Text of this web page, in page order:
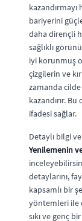
bariyerini
daha dirençli
sağlıklı
iyi korunmuş
çizgilerin ve
zamanda
kazandırır.
ifadesi sağlar.
Detaylı bilgi
Yenilemenin
detaylarını,
kapsamlı bir
yöntemleri ile
sıkı ve genç